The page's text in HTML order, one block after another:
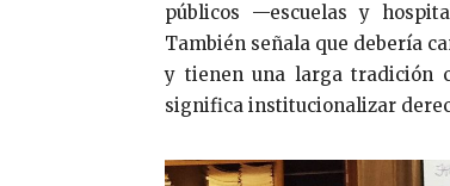
públicos —escuelas y
También señala que debería
y tienen una larga tradición
significa institucionalizar